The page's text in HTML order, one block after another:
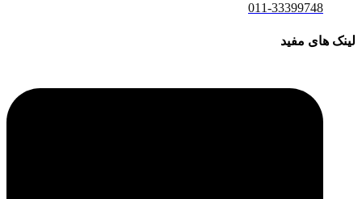
011-33399748
لینک های مفید